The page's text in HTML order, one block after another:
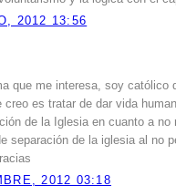
2012 13:56
que me interesa, soy católico
creo es tratar de dar vida
de la Iglesia en cuanto a
separación de la iglesia al no
2012 03:18